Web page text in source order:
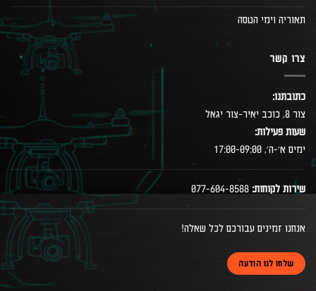
תאוריה וימי הטסה
צרו קשר
כתובתנו:
צור 8, כוכב יאיר-צור יגאל
שעות פעילות:
ימים א׳-ה׳, 17:00-09:00
שירות לקוחות:
אנחנו זמינים עבורכם לכל שאלה!
שלחו לנו הודעה